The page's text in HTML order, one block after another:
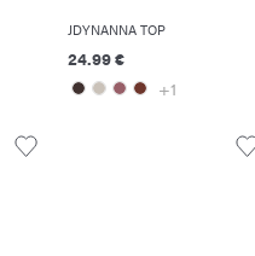
JDYNANNA TOP
24.99 €
+1